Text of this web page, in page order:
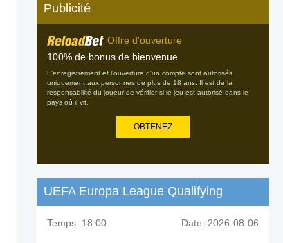
Publicité
Offre d'ouverture
100% de bonus de bienvenue
L'enregistrement et l'ouverture d'un compte sont autorisés
uniquement aux personnes de plus de 18 ans. Il est de la
responsabilité du joueur de vérifier si le jeu est autorisé dans le
pays où il vit.
OBTENEZ
UEFA Europa League Qualifying
Temps: 18:00 Date: 2026-08-06